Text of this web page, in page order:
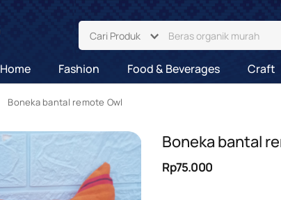
Cari Produk
Home Fashion Food & Beverages Craft
Boneka bantal remote Owl
Boneka bantal
Rp75.000